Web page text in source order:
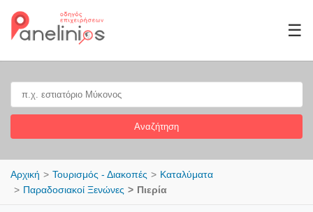
☰
Αναζήτηση
Αρχική Τουρισμός - Διακοπές
Καταλύματα
Παραδοσιακοί Ξενώνες
Πιερία